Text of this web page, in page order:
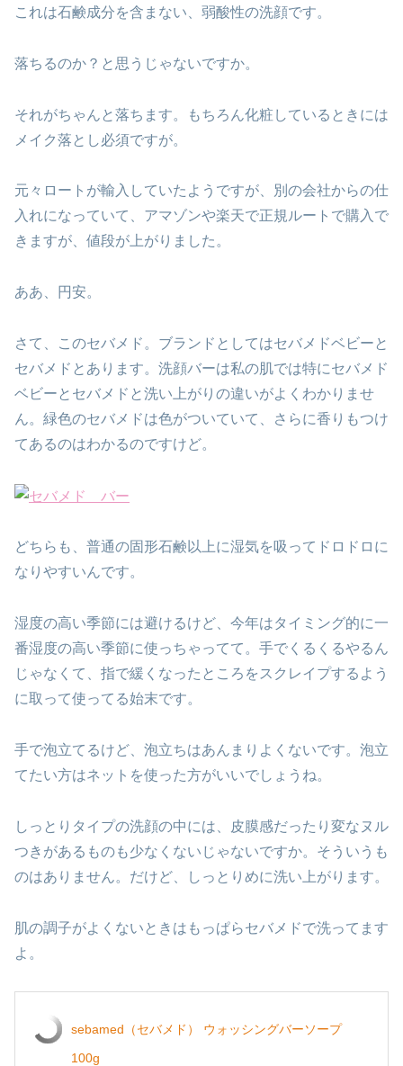
これは石鹸成分を含まない、弱酸性の洗顔です。
落ちるのか？と思うじゃないですか。
それがちゃんと落ちます。もちろん化粧しているときには
メイク落とし必須ですが。
元々ロートが輸入していたようですが、別の会社からの仕
入れになっていて、アマゾンや楽天で正規ルートで購入で
きますが、値段が上がりました。
ああ、円安。
さて、このセバメド。ブランドとしてはセバメドベビーと
セバメドとあります。洗顔バーは私の肌では特にセバメド
ベビーとセバメドと洗い上がりの違いがよくわかりませ
ん。緑色のセバメドは色がついていて、さらに香りもつけ
てあるのはわかるのですけど。
どちらも、普通の固形石鹸以上に湿気を吸ってドロドロに
なりやすいんです。
湿度の高い季節には避けるけど、今年はタイミング的に一
番湿度の高い季節に使っちゃってて。手でくるくるやるん
じゃなくて、指で緩くなったところをスクレイプするよう
に取って使ってる始末です。
手で泡立てるけど、泡立ちはあんまりよくないです。泡立
てたい方はネットを使った方がいいでしょうね。
しっとりタイプの洗顔の中には、皮膜感だったり変なヌル
つきがあるものも少なくないじゃないですか。そういうも
のはありません。だけど、しっとりめに洗い上がります。
肌の調子がよくないときはもっぱらセバメドで洗ってます
よ。
sebamed（セバメド） ウォッシングバーソープ
100g